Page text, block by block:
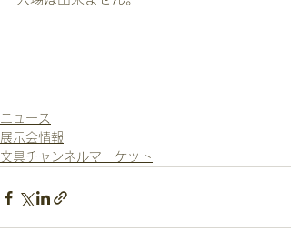
ニュース
展示会情報
文具チャンネルマーケット